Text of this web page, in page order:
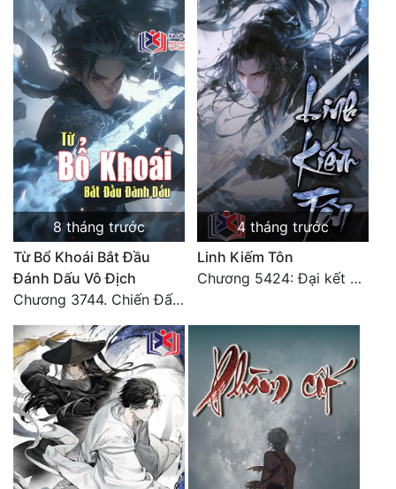
Tu Chân
Tu Tiên
Tội Phạm
Vô Địch
Võ Hiệp
Võng Du
Xuyên Không
Xuyên Nhanh
Xuyên Sách
Xuyên Thư
Điền Văn
Đô Thị
Đông Phương
Đông Phương Huyền Huyễn
8 tháng trước
Từ Bổ Khoái Bắt Đầu
Đánh Dấu Vô Địch
Chương 3744. Chiến Đấu nghiền ép, Cực Thiên Chỉ Chủ (Đại Kết Cục)
4 tháng trước
Linh Kiếm Tôn
Chương 5424: Đại kết cục (Hạ)